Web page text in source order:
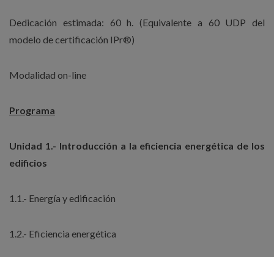
Dedicación estimada: 60 h. (Equivalente a 60 UDP del
modelo de certificación IPr®)
Modalidad on-line
Programa
Unidad 1.- Introducción a la eficiencia energética de los
edificios
1.1.- Energía y edificación
1.2.- Eficiencia energética